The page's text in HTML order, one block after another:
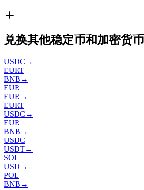
兑换其他稳定币和加密货币
USDC →
EURT
BNB →
EUR
EUR →
EURT
USDC →
EUR
BNB →
USDC
USDT→
SOL
USD →
POL
BNB →